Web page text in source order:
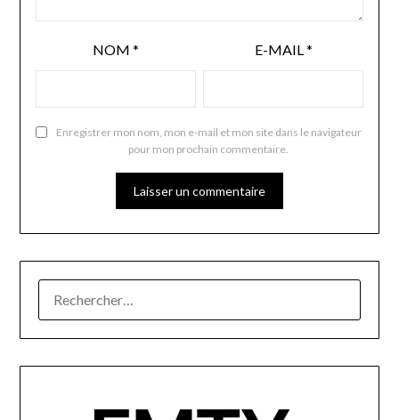
NOM * E-MAIL*
Enregistrer mon nom, mon e-mail et mon site dans le navigateur
pour mon prochain commentaire.